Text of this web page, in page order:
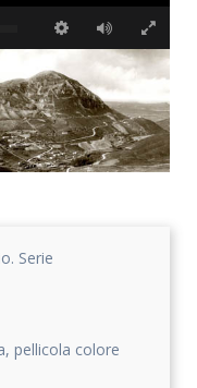
Serie
pellicola colore